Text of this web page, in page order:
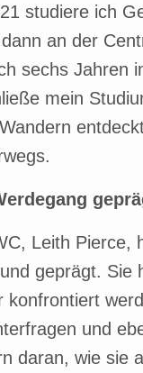
studiere ich
an der
sechs Jahren
mein
Leith Pierce,
geprägt. Sie
und
daran, wie sie